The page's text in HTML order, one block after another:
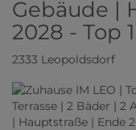
Gebäude |
2028 - Top 1
2333 Leopoldsdorf